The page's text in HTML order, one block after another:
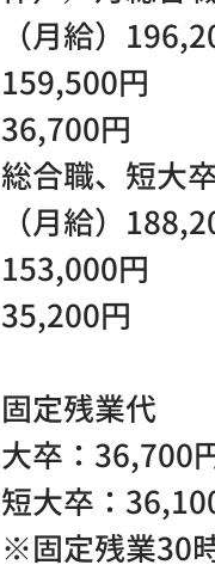
（月給）
159,500円
36,700円
総合職、短大
（月給）
153,000円
35,200円
固定残業代
大卒：36,700
短大卒：
※固定残業30